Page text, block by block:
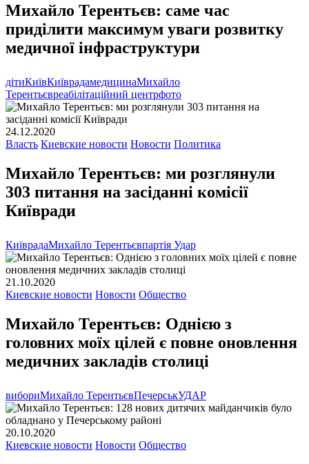
Михайло Терентьєв: саме час
приділити максимум уваги розвитку
медичної інфраструктури
дітиКиївКиїврадамедицинаМихайло
Терентьєвреабілітаційний центрфото
24.12.2020
Власть Киевские новости Новости Политика
Михайло Терентьєв: ми розглянули
303 питання на засіданні комісії
Київради
КиїврадаМихайло Терентьєвпартія Удар
21.10.2020
Киевские новости Новости Общество
Михайло Терентьєв: Однією з
головних моїх цілей є повне оновлення
медичних закладів столиці
вибориМихайло ТерентьєвПечерськУДАР
20.10.2020
Киевские новости Новости Общество